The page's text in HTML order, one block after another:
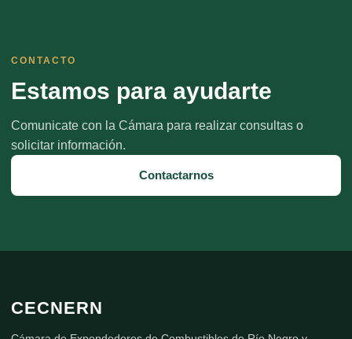
CONTACTO
Estamos para ayudarte
Comunicate con la Cámara para realizar consultas o
solicitar información.
Contactarnos
CECNERN